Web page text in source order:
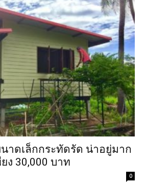
าดเล็กกระทัดรัด น่าอยู่มาก
ยง 30,000 บาท
0